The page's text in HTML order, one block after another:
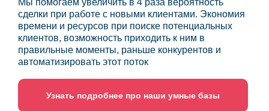
Мы помогаем увеличить в 4 раза вероятность
сделки при работе с новыми клиентами. Экономия
времени и ресурсов при поиске потенциальных
клиентов, возможность приходить к ним в
правильные моменты, раньше конкурентов и
автоматизировать этот поток
Узнать подробнее про наши умные базы